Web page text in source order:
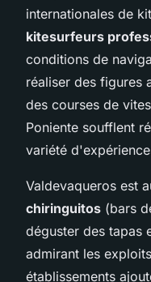
internationales de
kitesurfeurs
conditions de
réaliser des figures
des courses de
Poniente soufflent
variété
Valdevaqueros est
chiringuitos (bars
déguster des tapas
admirant les
établissements